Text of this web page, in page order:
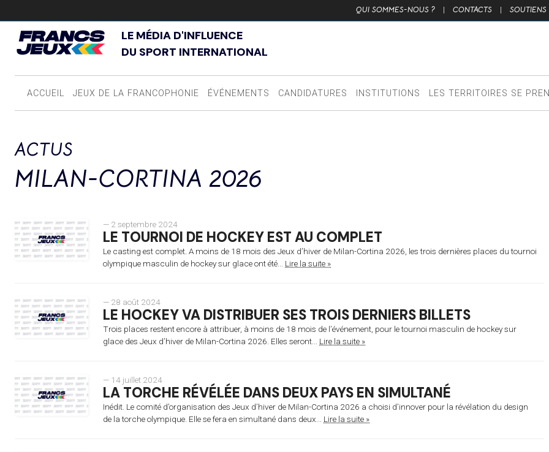
QUI SOMMES-NOUS ? | CONTACTS | SOUTIENS
LE MÉDIA D'INFLUENCE
DU SPORT INTERNATIONAL
ACCUEIL JEUX DE LA FRANCOPHONIE ÉVÉNEMENTS CANDIDATURES INSTITUTIONS LES TERRITOIRES SE
ACTUS
MILAN-CORTINA 2026
— 2 septembre 2024
LE TOURNOI DE HOCKEY EST AU COMPLET
Le casting est complet. A moins de 18 mois des Jeux d’hiver de Milan-Cortina 2026, les trois dernières places du tournoi
olympique masculin de hockey sur glace ont été... Lire la suite »
— 28 août 2024
LE HOCKEY VA DISTRIBUER SES TROIS DERNIERS BILLETS
Trois places restent encore à attribuer, à moins de 18 mois de l’événement, pour le tournoi masculin de hockey sur
glace des Jeux d’hiver de Milan-Cortina 2026. Elles seront... Lire la suite »
— 14 juillet 2024
LA TORCHE RÉVÉLÉE DANS DEUX PAYS EN SIMULTANÉ
Inédit. Le comité d’organisation des Jeux d’hiver de Milan-Cortina 2026 a choisi d’innover pour la révélation du design
de la torche olympique. Elle se fera en simultané dans deux... Lire la suite »